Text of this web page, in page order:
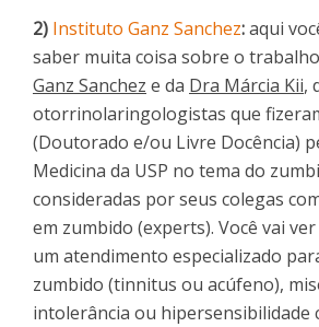
2) Instituto Ganz Sanchez:aqui
saber muita coisa sobre o
Ganz Sanchez e da Dra Márcia Kii,
otorrinolaringologistas que
(Doutorado e/ou Livre Docência)
Medicina da USP no tema do
consideradas por seus colegas
em zumbido (experts). Você vai
um atendimento especializado
zumbido (tinnitus ou acúfeno),
intolerância ou hipersensibilidade